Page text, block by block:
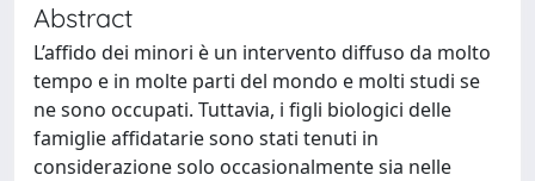
Abstract
L’affido dei minori è un intervento diffuso da molto
tempo e in molte parti del mondo e molti studi se
ne sono occupati. Tuttavia, i figli biologici delle
famiglie affidatarie sono stati tenuti in
considerazione solo occasionalmente sia nelle